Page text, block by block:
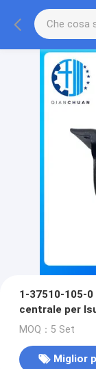
1-37510-105-
centrale per
MOQ：5 Set
Miglior